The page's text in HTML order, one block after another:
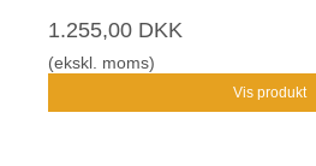
1.255,00 DKK
(ekskl. moms)
Vis produkt